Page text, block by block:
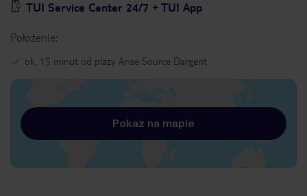
TUI Service Center 24/7 + TUI App
Położenie:
ok. 15 minut od plaży Anse Source Dargent
Pokaż na mapie